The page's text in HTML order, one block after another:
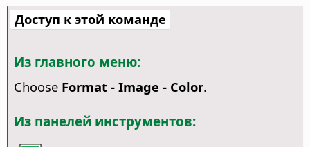
Доступ к этой команде
Из главного меню:
Choose Format - Image - Color.
Из панелей инструментов: